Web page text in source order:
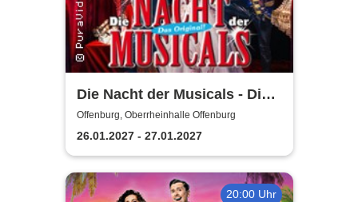
Die Nacht der Musicals - Die
erfolgreichste Musicalgala
aller Zeiten
Offenburg, Oberrheinhalle Offenburg
26.01.2027 - 27.01.2027
20:00 Uhr